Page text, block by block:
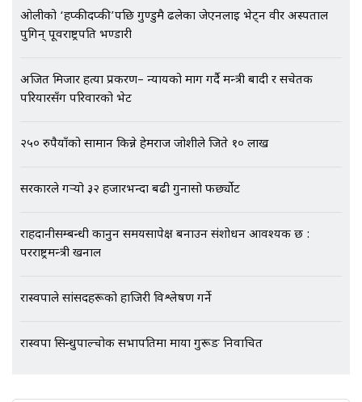
एभरेष्ट अस्पताल फलोअपः CCTV फुटेज
SIDHAKURA |
ओलीको ‘हप्कीदप्की’पछि गुण्डुमै ढलेका जेएनलाई भेट्न वीर अस्पताल
पुगिन् पूर्वराष्ट्रपति भण्डारी
अजित मिजार हत्या प्रकरण– न्यायको माग गर्दै मन्त्री बादी र सचेतक
परियारसँग परिवारको भेट
२५० रुपैयाँको सामान किन्ने हेमराज जोशीले जिते १० लाख
सरकारले गर्‍यो ३२ हजारभन्दा बढी गुनासो फर्छ्योट
राहदानीसम्बन्धी कानुन समयसापेक्ष बनाउन संशोधन आवश्यक छ :
परराष्ट्रमन्त्री खनाल
रास्वपाले सांसदहरूको हाजिरी विश्लेषण गर्ने
रास्वपा सिन्धुपाल्चोक सभापतिमा माया गुरूङ निर्वाचित